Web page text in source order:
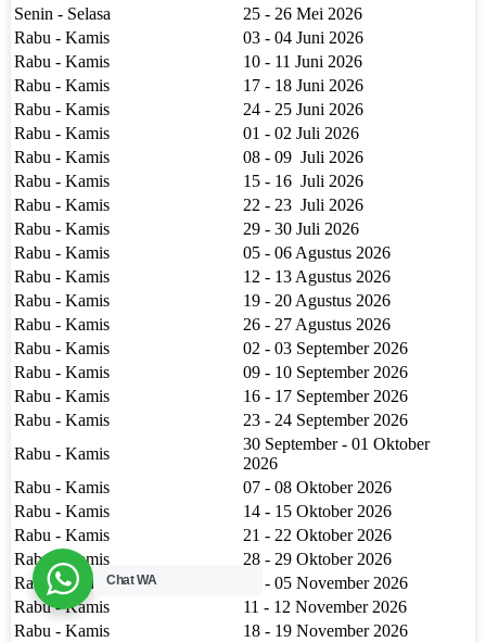
Senin - Selasa
25 - 26 Mei 2026
Rabu - Kamis
03 - 04 Juni 2026
Rabu - Kamis
10 - 11 Juni 2026
Rabu - Kamis
17 - 18 Juni 2026
Rabu - Kamis
24 - 25 Juni 2026
Rabu - Kamis
01 - 02 Juli 2026
Rabu - Kamis
08 - 09 Juli 2026
Rabu - Kamis
15 - 16 Juli 2026
Rabu - Kamis
22 - 23 Juli 2026
Rabu - Kamis
29 - 30 Juli 2026
Rabu - Kamis
05 - 06 Agustus 2026
Rabu - Kamis
12 - 13 Agustus 2026
Rabu - Kamis
19 - 20 Agustus 2026
Rabu - Kamis
26 - 27 Agustus 2026
Rabu - Kamis
02 - 03 September 2026
Rabu - Kamis
09 - 10 September 2026
Rabu - Kamis
16 - 17 September 2026
Rabu - Kamis
23 - 24 September 2026
Rabu - Kamis
30 September - 01 Oktober
2026
Rabu - Kamis
07 - 08 Oktober 2026
Rabu - Kamis
14 - 15 Oktober 2026
Rabu - Kamis
21 - 22 Oktober 2026
Rabu - Kamis
28 - 29 Oktober 2026
Rabu - Kamis
04 - 05 November 2026
Rabu - Kamis
11 - 12 November 2026
Rabu - Kamis
18 - 19 November 2026
Chat WA